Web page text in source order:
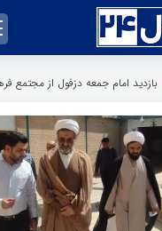
بازدید امام جمعه دزفول از مجتمع